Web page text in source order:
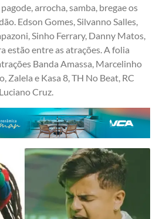
arrocha, samba, bregae os
Edson Gomes, Silvanno Salles,
Sinho Ferrary, Danny Matos,
estão entre as atrações. A folia
Banda Amassa, Marcelinho
Zalela e Kasa 8, TH No Beat, RC
Cruz.